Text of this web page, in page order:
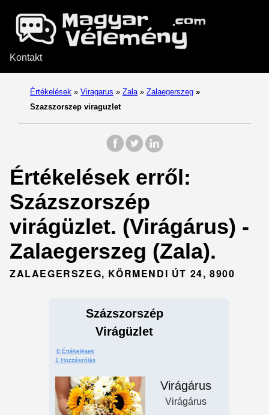
Kontakt
Értékelések » Viragarus » Zala » Zalaegerszeg »
Szazszorszep viraguzlet
Értékelések erről:
Százszorszép
virágüzlet. (Virágárus) -
Zalaegerszeg (Zala).
ZALAEGERSZEG, KÖRMENDI ÚT 24, 8900
Százszorszép
Virágüzlet
8 Értékelések
1 Hozzászólás
Virágárus
Virágárus